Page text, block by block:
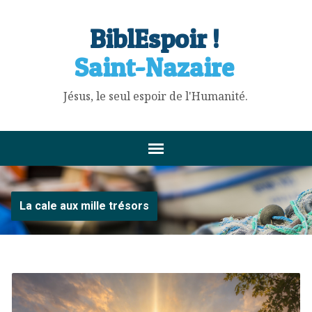
BiblEspoir !
Saint-Nazaire
Jésus, le seul espoir de l'Humanité.
La cale aux mille trésors